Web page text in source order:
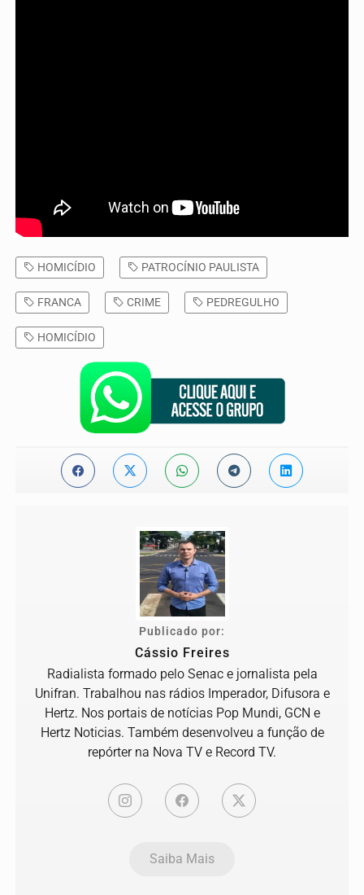
HOMICÍDIO PATROCÍNIO PAULISTA
FRANCA CRIME PEDREGULHO
HOMICÍDIO
Publicado por:
Cássio Freires
Radialista formado pelo Senac e jornalista pela
Unifran. Trabalhou nas rádios Imperador, Difusora e
Hertz. Nos portais de notícias Pop Mundi, GCN e
Hertz Noticias. Também desenvolveu a função de
repórter na Nova TV e Record TV.
Saiba Mais